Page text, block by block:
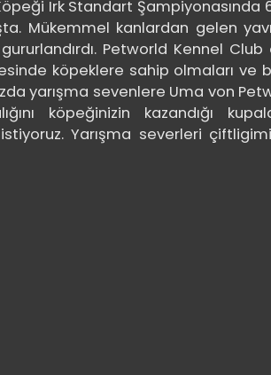
Irk Standart Şampiyonasında
Mükemmel kanlardan gelen
Petworld Kennel Club
köpeklere sahip olmaları ve
yarışma sevenlere Uma von
köpeğinizin kazandığı
Yarışma severleri